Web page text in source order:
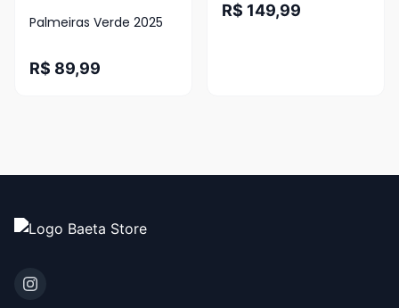
Palmeiras Verde 2025
R$ 89,99
R$ 149,99